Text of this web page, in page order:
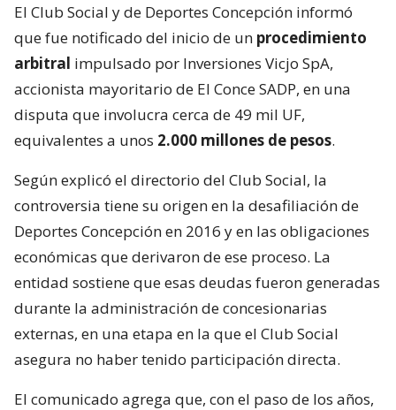
El Club Social y de Deportes Concepción informó
que fue notificado del inicio de un procedimiento
arbitral impulsado por Inversiones Vicjo SpA,
accionista mayoritario de El Conce SADP, en una
disputa que involucra cerca de 49 mil UF,
equivalentes a unos 2.000 millones de pesos.
Según explicó el directorio del Club Social, la
controversia tiene su origen en la desafiliación de
Deportes Concepción en 2016 y en las obligaciones
económicas que derivaron de ese proceso. La
entidad sostiene que esas deudas fueron generadas
durante la administración de concesionarias
externas, en una etapa en la que el Club Social
asegura no haber tenido participación directa.
El comunicado agrega que, con el paso de los años,